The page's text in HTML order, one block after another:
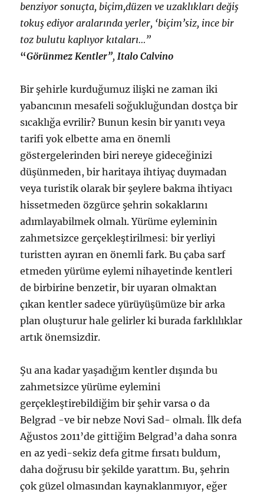
benziyor sonuçta, biçim,düzen ve uzaklıkları değiş
tokuş ediyor aralarında yerler, ‘biçim’siz, ince bir
toz bulutu kaplıyor kıtaları…”
“Görünmez Kentler”,Italo Calvino
Bir şehirle kurduğumuz ilişki ne zaman iki
yabancının mesafeli soğukluğundan dostça bir
sıcaklığa evrilir? Bunun kesin bir yanıtı veya
tarifi yok elbette ama en önemli
göstergelerinden biri nereye gideceğinizi
düşünmeden, bir haritaya ihtiyaç duymadan
veya turistik olarak bir şeylere bakma ihtiyacı
hissetmeden özgürce şehrin sokaklarını
adımlayabilmek olmalı. Yürüme eyleminin
zahmetsizce gerçekleştirilmesi: bir yerliyi
turistten ayıran en önemli fark. Bu çaba sarf
etmeden yürüme eylemi nihayetinde kentleri
de birbirine benzetir, bir uyaran olmaktan
çıkan kentler sadece yürüyüşümüze bir arka
plan oluşturur hale gelirler ki burada farklılıklar
artık önemsizdir.
Şu ana kadar yaşadığım kentler dışında bu
zahmetsizce yürüme eylemini
gerçekleştirebildiğim bir şehir varsa o da
Belgrad -ve bir nebze Novi Sad- olmalı. İlk defa
Ağustos 2011’de gittiğim Belgrad’a daha sonra
en az yedi-sekiz defa gitme fırsatı buldum,
daha doğrusu bir şekilde yarattım. Bu, şehrin
çok güzel olmasından kaynaklanmıyor, eğer